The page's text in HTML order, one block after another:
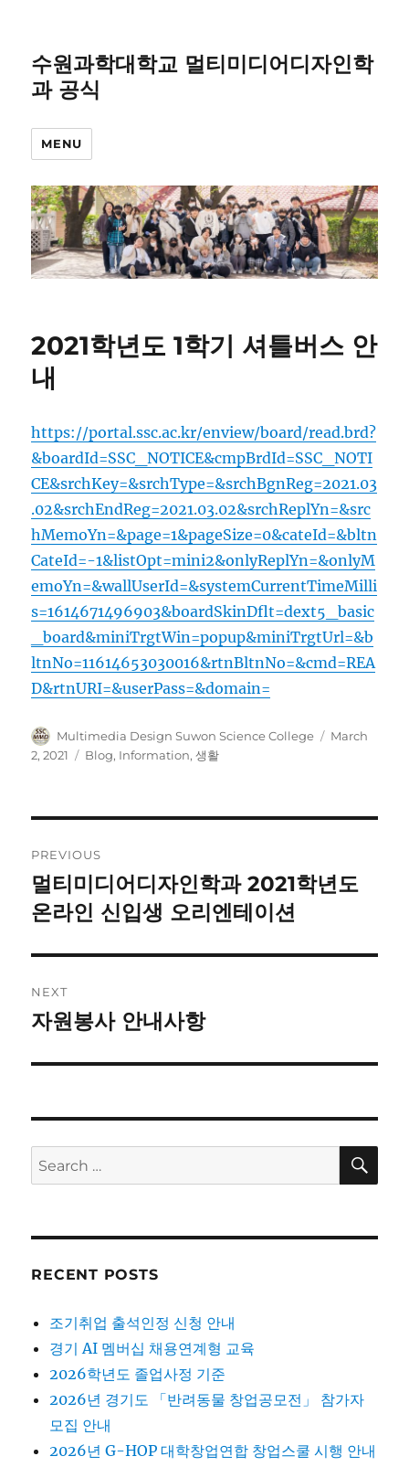
수원과학대학교 멀티미디어디자인학
과 공식
MENU
2021학년도 1학기 셔틀버스 안
내
https://portal.ssc.ac.kr/enview/board/read.brd?
&boardId=SSC_NOTICE&cmpBrdId=SSC_NOTI
CE&srchKey=&srchType=&srchBgnReg=2021.03
.02&srchEndReg=2021.03.02&srchReplYn=&src
hMemoYn=&page=1&pageSize=0&cateId=&bltn
CateId=-1&listOpt=mini2&onlyReplYn=&onlyM
emoYn=&wallUserId=&systemCurrentTimeMilli
s=1614671496903&boardSkinDflt=dext5_basic
_board&miniTrgtWin=popup&miniTrgtUrl=&b
ltnNo=11614653030016&rtnBltnNo=&cmd=REA
D&rtnURI=&userPass=&domain=
Author
Multimedia Design Suwon Science College
Posted
March
2, 2021
Categories
Blog, Information,생활
navigation
PREVIOUS
Previous
post:
멀티미디어디자인학과 2021학년도
온라인 신입생 오리엔테이션
NEXT
Next
자원봉사 안내사항
Search
for:
RECENT POSTS
조기취업 출석인정 신청 안내
경기 AI 멤버십 채용연계형 교육
2026학년도 졸업사정 기준
2026년 경기도 「반려동물 창업공모전」 참가자
모집 안내
2026년 G-HOP 대학창업연합 창업스쿨 시행 안내